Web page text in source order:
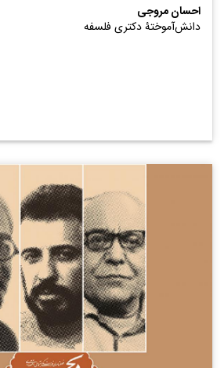
احسان مروجی
دانش‌آموختۀ ‌دکتری فلسفه